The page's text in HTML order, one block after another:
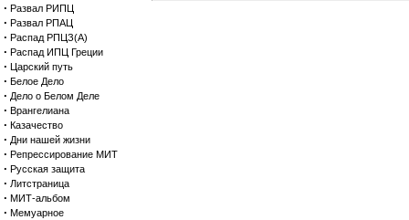
· Развал РИПЦ
· Развал РПАЦ
· Распад РПЦЗ(А)
· Распад ИПЦ Греции
· Царский путь
· Белое Дело
· Дело о Белом Деле
· Врангелиана
· Казачество
· Дни нашей жизни
· Репрессирование МИТ
· Русская защита
· Литстраница
· МИТ-альбом
· Мемуарное